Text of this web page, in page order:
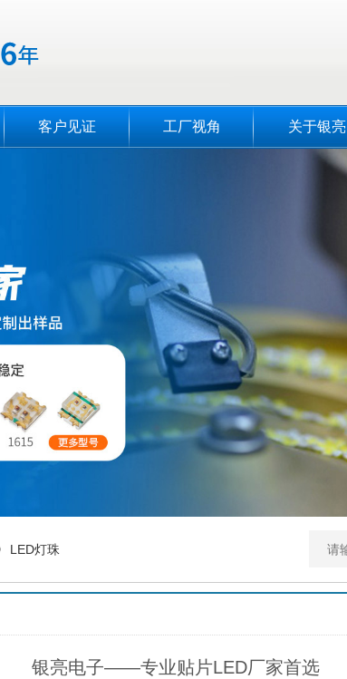
客户见证 工厂视角 关于银亮
LED灯珠
银亮电子——专业贴片LED厂家首选